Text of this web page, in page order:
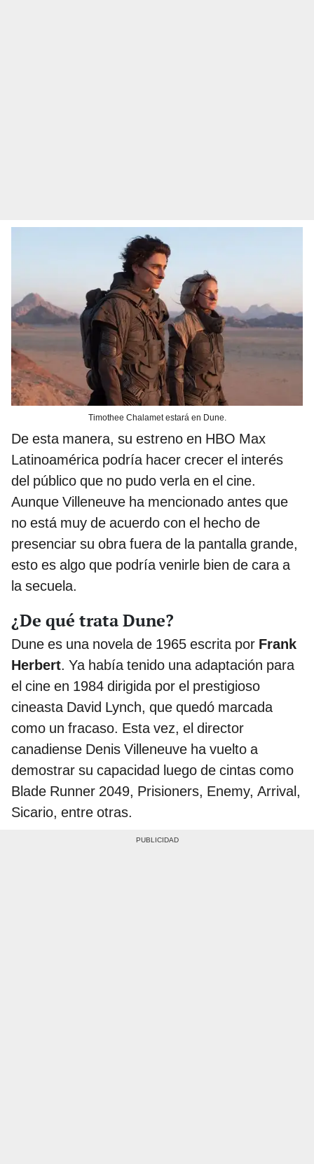
Timothee Chalamet estará en Dune.
De esta manera, su estreno en HBO Max
Latinoamérica podría hacer crecer el interés
del público que no pudo verla en el cine.
Aunque Villeneuve ha mencionado antes que
no está muy de acuerdo con el hecho de
presenciar su obra fuera de la pantalla grande,
esto es algo que podría venirle bien de cara a
la secuela.
¿De qué trata Dune?
Dune es una novela de 1965 escrita por Frank
Herbert. Ya había tenido una adaptación para
el cine en 1984 dirigida por el prestigioso
cineasta David Lynch, que quedó marcada
como un fracaso. Esta vez, el director
canadiense Denis Villeneuve ha vuelto a
demostrar su capacidad luego de cintas como
Blade Runner 2049, Prisioners, Enemy, Arrival,
Sicario, entre otras.